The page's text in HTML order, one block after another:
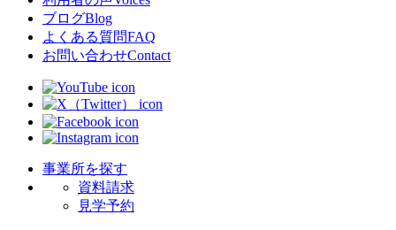
ブログBlog
よくある質問FAQ
お問い合わせContact
事業所を探す
資料請求
見学予約